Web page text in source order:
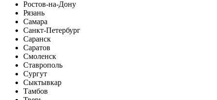
Ростов-на-Дону
Рязань
Самара
Санкт-Петербург
Саранск
Саратов
Смоленск
Ставрополь
Сургут
Сыктывкар
Тамбов